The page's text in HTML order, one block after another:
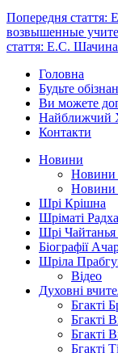
Попередня
возвышенные
стаття: Е.С.
Головна
Будьте
Ви можете
Найближчий
Контакти
Новини
Новини
Новини
Шрі Крішна
Шріматі
Шрі
Біографії
Шріла
Відео
Духовні
Бгакті
Бгакті
Бгакті
Бгакті